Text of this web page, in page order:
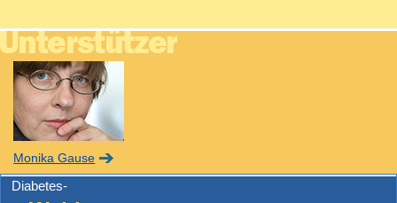
Monika Gause
Diabetes-